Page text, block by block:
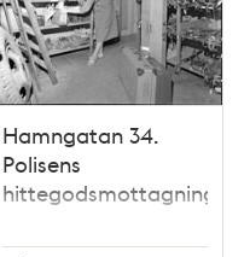
Hamngatan 34.
Polisens
hittegodsmottagning